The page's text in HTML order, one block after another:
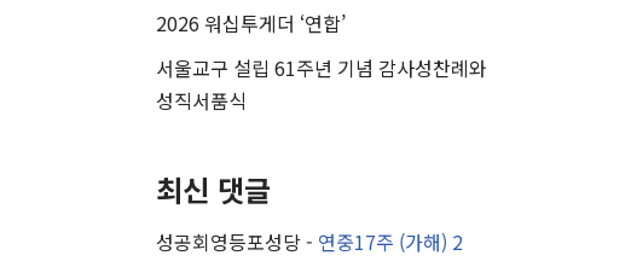
2026 워십투게더 ‘연합’
서울교구 설립 61주년 기념 감사성찬례와
성직서품식
최신 댓글
성공회영등포성당- 연중17주 (가해) 2